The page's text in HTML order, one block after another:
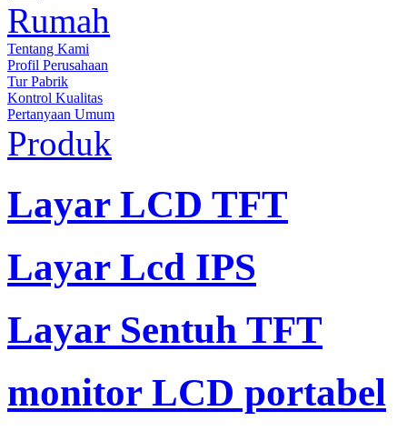
Rumah
Tentang Kami
Profil Perusahaan
Tur Pabrik
Kontrol Kualitas
Pertanyaan Umum
Produk
Layar LCD TFT
Layar Lcd IPS
Layar Sentuh TFT
monitor LCD portabel